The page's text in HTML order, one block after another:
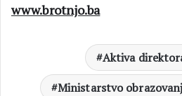
www.brotnjo.ba
Aktiva
Ministarstvo